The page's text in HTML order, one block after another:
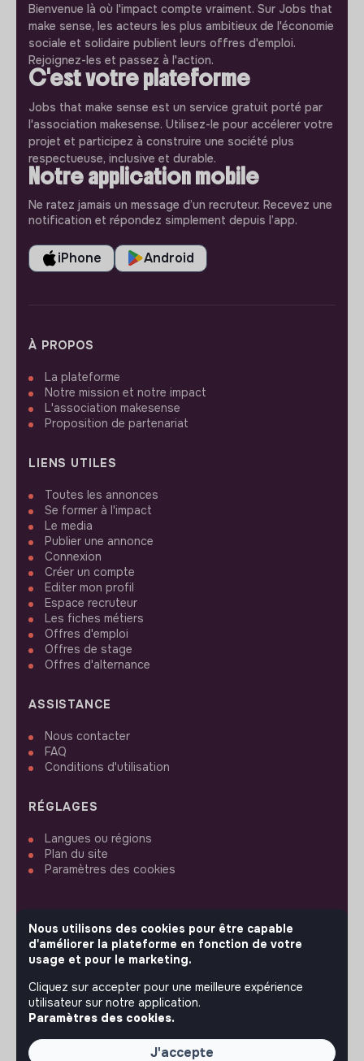
Bienvenue là où l'impact compte vraiment. Sur Jobs that
make sense, les acteurs les plus ambitieux de l'économie
sociale et solidaire publient leurs offres d'emploi.
Rejoignez-les et passez à l'action.
C'est votre plateforme
Jobs that make sense est un service gratuit porté par
l'association makesense. Utilisez-le pour accélerer votre
projet et participez à construire une société plus
respectueuse, inclusive et durable.
Notre application mobile
Ne ratez jamais un message d’un recruteur. Recevez une
notification et répondez simplement depuis l’app.
iPhone Android
À PROPOS
La plateforme
Notre mission et notre impact
L'association makesense
Proposition de partenariat
LIENS UTILES
Toutes les annonces
Se former à l'impact
Le media
Publier une annonce
Connexion
Créer un compte
Editer mon profil
Espace recruteur
Les fiches métiers
Offres d'emploi
Offres de stage
Offres d'alternance
ASSISTANCE
Nous contacter
FAQ
Conditions d'utilisation
RÉGLAGES
Langues ou régions
Plan du site
Paramètres des cookies
SUIVEZ-NOUS
© 2026 jobs that makesense.
Nous utilisons des cookies pour être capable
d'améliorer la plateforme en fonction de votre
usage et pour le marketing.
Cliquez sur accepter pour une meilleure expérience
utilisateur sur notre application.
Paramètres des cookies.
J'accepte